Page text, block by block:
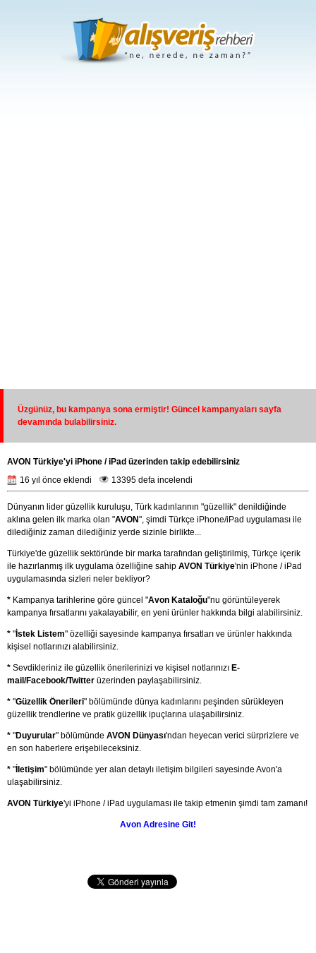
Üzgünüz, bu kampanya sona ermiştir! Güncel kampanyaları sayfa
devamında bulabilirsiniz.
AVON Türkiye'yi iPhone / iPad üzerinden takip edebilirsiniz
16 yıl önce eklendi
13395 defa incelendi
Dünyanın lider güzellik kuruluşu, Türk kadınlarının "güzellik" denildiğinde
aklına gelen ilk marka olan "AVON", şimdi Türkçe iPhone/iPad uygulaması ile
dilediğiniz zaman dilediğiniz yerde sizinle birlikte...
Türkiye'de güzellik sektöründe bir marka tarafından geliştirilmiş, Türkçe içerik
ile hazırlanmış ilk uygulama özelliğine sahip AVON Türkiye'nin iPhone / iPad
uygulamasında sizleri neler bekliyor?
* Kampanya tarihlerine göre güncel "Avon Kataloğu"nu görüntüleyerek
kampanya fırsatlarını yakalayabilir, en yeni ürünler hakkında bilgi alabilirsiniz.
* " İstek Listem" özelliği sayesinde kampanya fırsatları ve ürünler hakkında
kişisel notlarınızı alabilirsiniz.
* Sevdikleriniz ile güzellik önerilerinizi ve kişisel notlarınızı E-
mail/Facebook/Twitter üzerinden paylaşabilirsiniz.
* "Güzellik Önerileri" bölümünde dünya kadınlarını peşinden sürükleyen
güzellik trendlerine ve pratik güzellik ipuçlarına ulaşabilirsiniz.
* "Duyurular" bölümünde AVON Dünyası'ndan heyecan verici sürprizlere ve
en son haberlere erişebileceksiniz.
* " İletişim" bölümünde yer alan detaylı iletişim bilgileri sayesinde Avon'a
ulaşabilirsiniz.
AVON Türkiye'yi iPhone / iPad uygulaması ile takip etmenin şimdi tam zamanı!
Avon Adresine Git!